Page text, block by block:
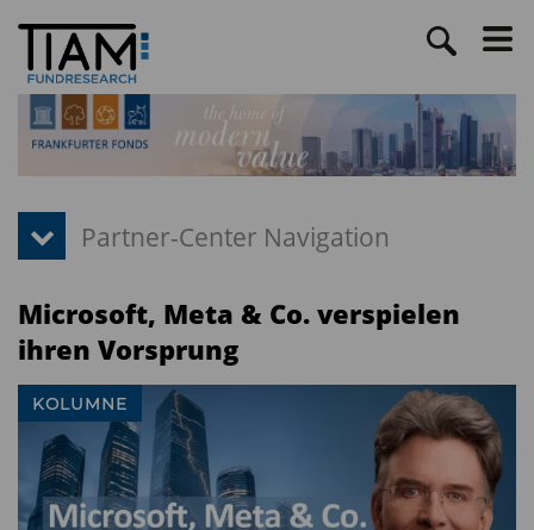
Microsoft, Meta & Co. verspielen
ihren Vorsprung
KOLUMNE